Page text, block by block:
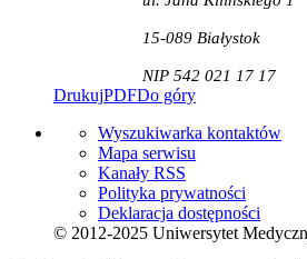
15-089 Białystok
NIP 542 021 17 17
DrukujPDFDo góry
Wyszukiwarka kontaktów
Mapa serwisu
Kanały RSS
Polityka prywatności
Deklaracja dostępności
© 2012-2025 Uniwersytet